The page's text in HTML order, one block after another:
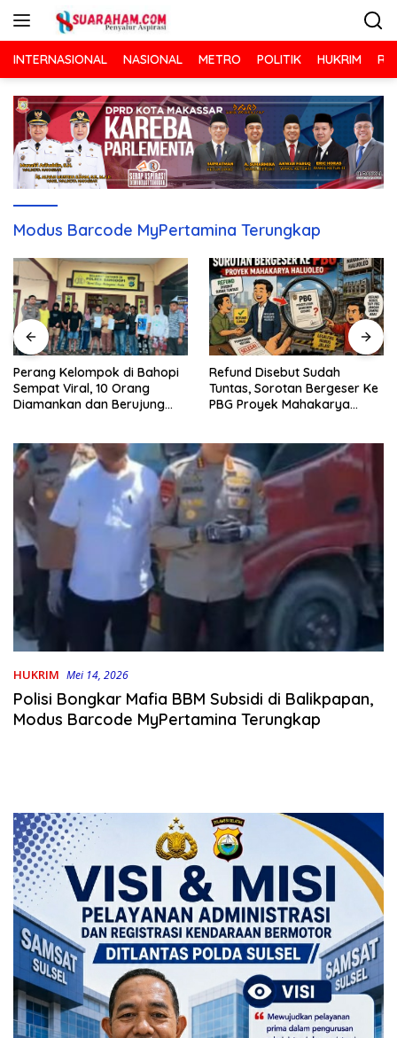
INTERNASIONAL NASIONAL METRO POLITIK HUKRIM
Modus Barcode MyPertamina Terungkap
Perang Kelompok di Bahopi
Sempat Viral, 10 Orang
Diamankan dan Berujung
Refund Disebut Sudah
Tuntas, Sorotan Bergeser Ke
PBG Proyek Mahakarya
HUKRIM Mei 14, 2026
Polisi Bongkar Mafia BBM Subsidi di Balikpapan,
Modus Barcode MyPertamina Terungkap